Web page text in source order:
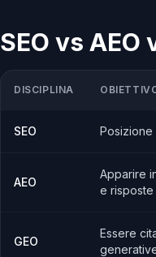
SEO vs
DISCIPLINA
SEO Posizione
AEO
Apparire
e risposte
GEO
Essere